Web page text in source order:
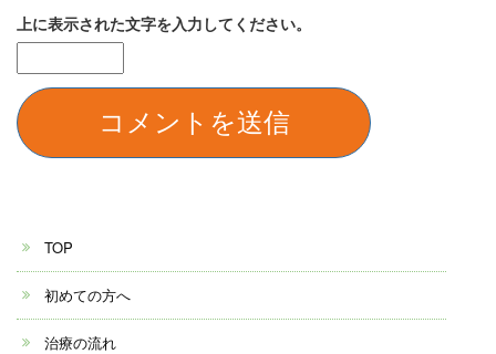
上に表示された文字を入力してください。
TOP
初めての方へ
治療の流れ